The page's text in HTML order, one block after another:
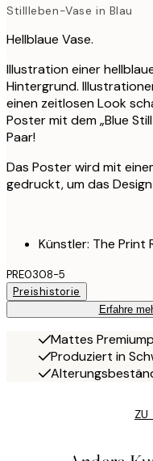
Stillleben-Vase in Blau
Hellblaue Vase.
Illustration einer
Hintergrund.
einen zeitlosen Look
Poster mit dem „Blue
Paar!
Das Poster wird mit
gedruckt, um das
Künstler: The Print
PRE0308-5
Preishistorie
Erfahre
Mattes
Produziert in
ZU